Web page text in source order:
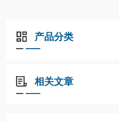
产品分类
相关文章